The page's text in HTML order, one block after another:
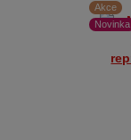
Akce
Novinka